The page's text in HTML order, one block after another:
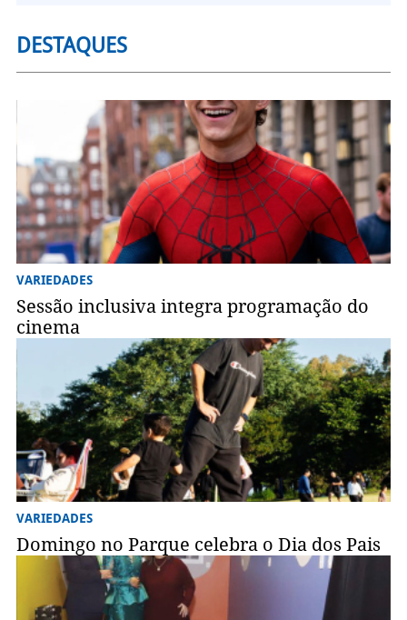
DESTAQUES
VARIEDADES
Sessão inclusiva integra programação do
cinema
VARIEDADES
Domingo no Parque celebra o Dia dos Pais